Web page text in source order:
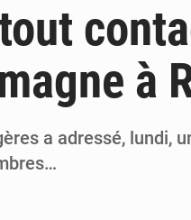
de la ministre Véronique
visées pour la filière
à
a adressé, lundi,